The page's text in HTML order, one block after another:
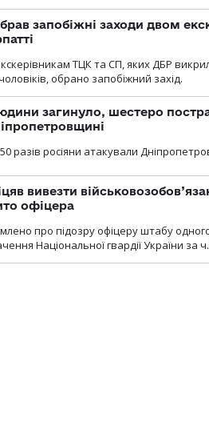
запобіжні заходи двом
ТЦК та СП, яких ДБР
обрано запобіжний захід.
загинуло, шестеро
разів росіяни атакували
вивезти
офіцера
про підозру офіцеру штабу
Національної гвардії України за